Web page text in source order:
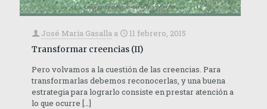
José María Gasalla a
11 febrero, 2015
Transformar creencias (II)
Pero volvamos a la cuestión de las creencias. Para
transformarlas debemos reconocerlas, y una buena
estrategia para lograrlo consiste en prestar atención a
lo que ocurre […]